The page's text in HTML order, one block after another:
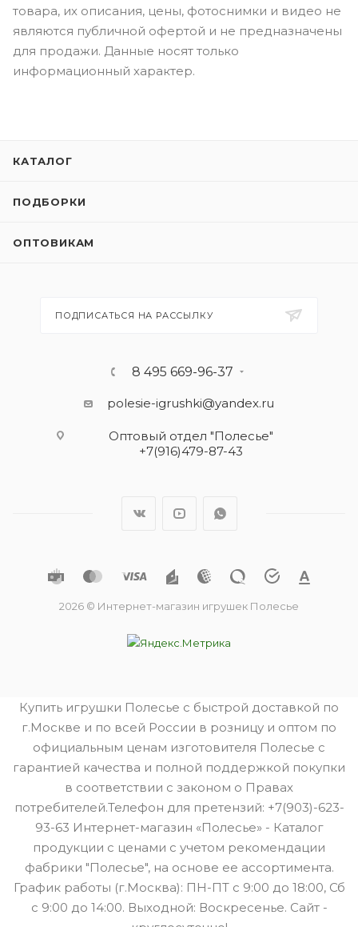
товара, их описания, цены, фотоснимки и видео не
являются публичной офертой и не предназначены
для продажи. Данные носят только
информационный характер.
КАТАЛОГ
ПОДБОРКИ
ОПТОВИКАМ
ПОДПИСАТЬСЯ НА РАССЫЛКУ
8 495 669-96-37
polesie-igrushki@yandex.ru
Оптовый отдел "Полесье"
+7(916)479-87-43
2026 © Интернет-магазин игрушек Полесье
Купить игрушки Полесье с быстрой доставкой по
г.Москве и по всей России в розницу и оптом по
официальным ценам изготовителя Полесье с
гарантией качества и полной поддержкой покупки
в соответствии с законом о Правах
потребителей.Телефон для претензий: +7(903)-623-
93-63 Интернет-магазин «Полесье» - Каталог
продукции с ценами с учетом рекомендации
фабрики "Полесье", на основе ее ассортимента.
График работы (г.Москва): ПН-ПТ с 9:00 до 18:00, Сб
с 9:00 до 14:00. Выходной: Воскресенье. Сайт -